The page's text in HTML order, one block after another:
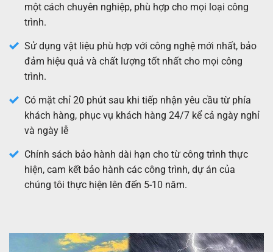
một cách chuyên nghiệp, phù hợp cho mọi loại công
trình.
Sử dụng vật liệu phù hợp với công nghệ mới nhất, bảo
đảm hiệu quả và chất lượng tốt nhất cho mọi công
trình.
Có mặt chỉ 20 phút sau khi tiếp nhận yêu cầu từ phía
khách hàng, phục vụ khách hàng 24/7 kể cả ngày nghỉ
và ngày lễ
Chính sách bảo hành dài hạn cho từ công trình thực
hiện, cam kết bảo hành các công trình, dự án của
chúng tôi thực hiện lên đến 5-10 năm.